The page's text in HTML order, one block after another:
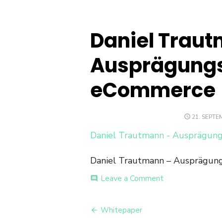
Daniel
eCommerce
POSTED
21.
Daniel Trautmann -
Daniel Trautmann –
comment Leave a Commenton
Beitrags-
Whitepaper